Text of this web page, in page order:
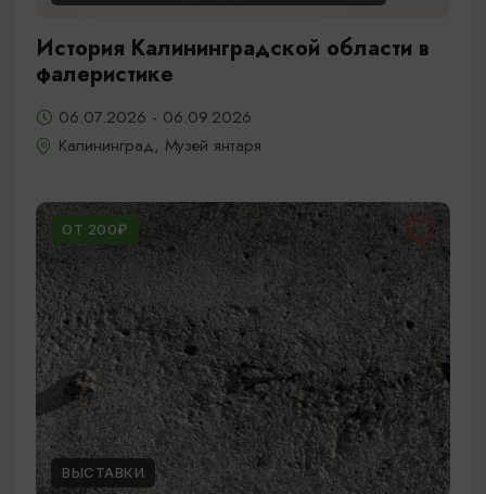
История Калининградской области в
фалеристике
06.07.2026 - 06.09.2026
Калининград, Музей янтаря
ОТ 200₽
ВЫСТАВКИ